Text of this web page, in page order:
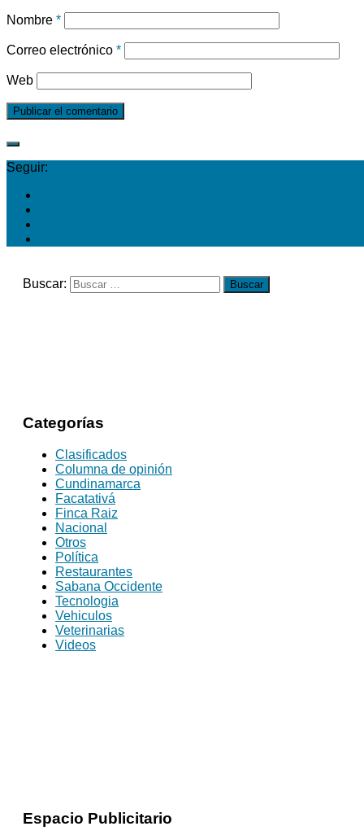
Nombre *
Correo electrónico *
Web
Seguir:
Buscar:
Categorías
Clasificados
Columna de opinión
Cundinamarca
Facatativá
Finca Raiz
Nacional
Otros
Política
Restaurantes
Sabana Occidente
Tecnologia
Vehiculos
Veterinarias
Videos
Espacio Publicitario